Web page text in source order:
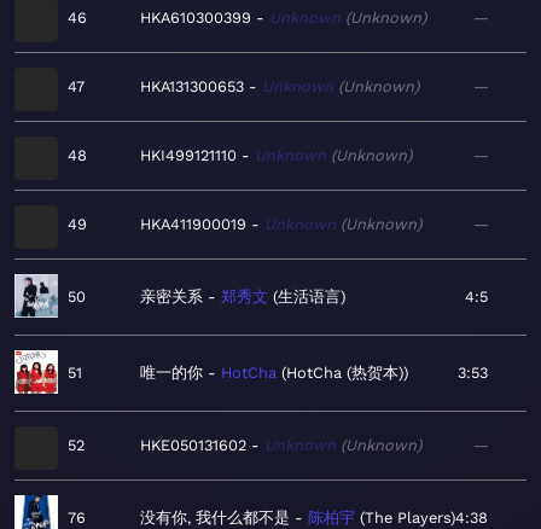
46 HKA610300399 Unknown Unknown —
47 HKA131300653 Unknown Unknown —
48 HKI499121110 Unknown Unknown —
49 HKA411900019 Unknown Unknown —
50 亲密关系 郑秀文 生活语言 4:5
51 唯一的你 HotCha HotCha (热贺本) 3:53
52 HKE050131602 Unknown Unknown —
76 没有你, 我什么都不是 陈柏宇 The Players 4:38